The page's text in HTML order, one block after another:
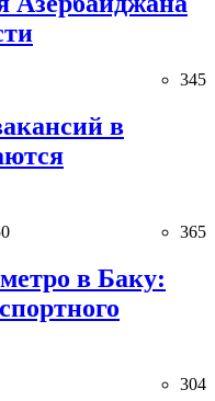
345
в
365
в Баку:
304